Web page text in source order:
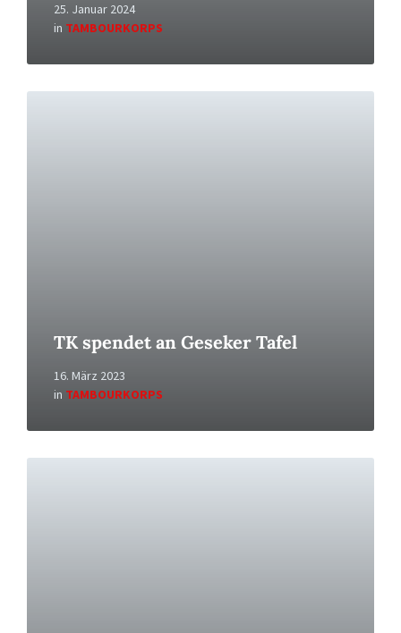
25. Januar 2024
in TAMBOURKORPS
TK spendet an Geseker Tafel
16. März 2023
in TAMBOURKORPS